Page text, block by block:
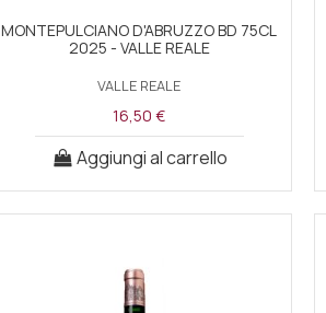
MONTEPULCIANO D'ABRUZZO BD 75CL
2025 - VALLE REALE
VALLE REALE
16,50 €
Aggiungi al carrello